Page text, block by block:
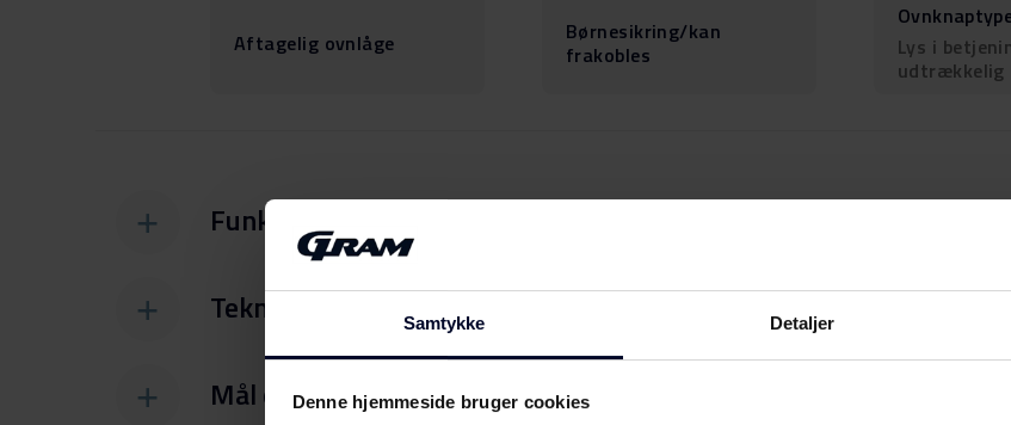
Samtykke Detaljer
Denne hjemmeside bruger cookies
Aftagelig ovnlåge
Børnesikring/kan
frakobles
Lys i
udtrækkelig
Funktioner
Tekniske specifikationer
Mål og vægt